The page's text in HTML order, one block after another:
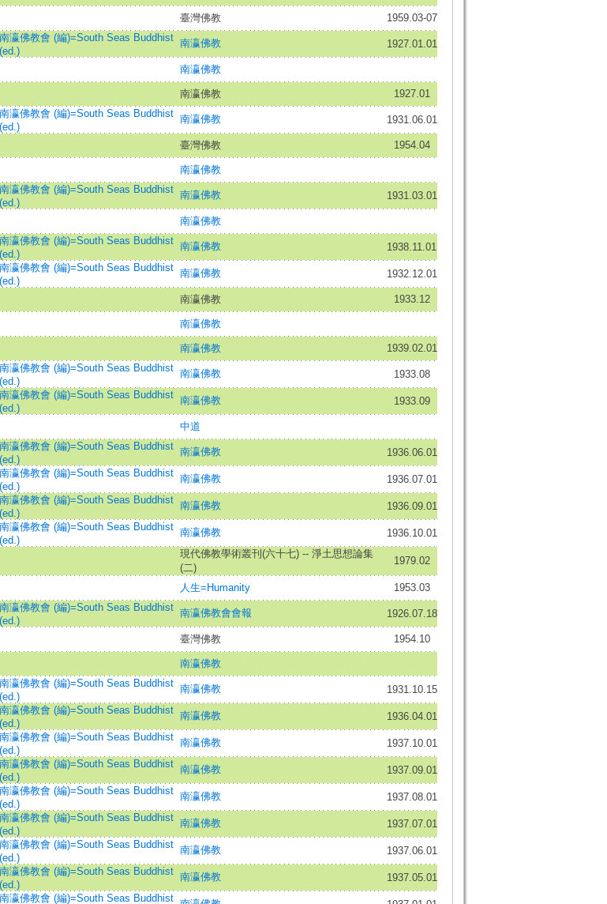
臺灣佛教 1959.03-07
南瀛佛教會 (編)=South Seas Buddhist 南瀛佛教 1927.01.01
南瀛佛教
南瀛佛教 1927.01
南瀛佛教會 (編)=South Seas Buddhist 南瀛佛教 1931.06.01
臺灣佛教 1954.04
南瀛佛教
南瀛佛教會 (編)=South Seas Buddhist 南瀛佛教 1931.03.01
南瀛佛教
南瀛佛教會 (編)=South Seas Buddhist 南瀛佛教 1938.11.01
南瀛佛教會 (編)=South Seas Buddhist 南瀛佛教 1932.12.01
南瀛佛教 1933.12
南瀛佛教
南瀛佛教 1939.02.01
南瀛佛教會 (編)=South Seas Buddhist 南瀛佛教 1933.08
南瀛佛教會 (編)=South Seas Buddhist 南瀛佛教 1933.09
中道
南瀛佛教會 (編)=South Seas Buddhist 南瀛佛教 1936.06.01
南瀛佛教會 (編)=South Seas Buddhist 南瀛佛教 1936.07.01
南瀛佛教會 (編)=South Seas Buddhist 南瀛佛教 1936.09.01
南瀛佛教會 (編)=South Seas Buddhist 南瀛佛教 1936.10.01
現代佛教學術叢刊(六十七) -- 淨土思想論集
(二)
1979.02
人生=Humanity 1953.03
南瀛佛教會 (編)=South Seas Buddhist 南瀛佛教會會報 1926.07.18
臺灣佛教 1954.10
南瀛佛教
南瀛佛教會 (編)=South Seas Buddhist 南瀛佛教 1931.10.15
南瀛佛教會 (編)=South Seas Buddhist 南瀛佛教 1936.04.01
南瀛佛教會 (編)=South Seas Buddhist 南瀛佛教 1937.10.01
南瀛佛教會 (編)=South Seas Buddhist 南瀛佛教 1937.09.01
南瀛佛教會 (編)=South Seas Buddhist 南瀛佛教 1937.08.01
南瀛佛教會 (編)=South Seas Buddhist 南瀛佛教 1937.07.01
南瀛佛教會 (編)=South Seas Buddhist 南瀛佛教 1937.06.01
南瀛佛教會 (編)=South Seas Buddhist 南瀛佛教 1937.05.01
南瀛佛教會 (編)=South Seas Buddhist